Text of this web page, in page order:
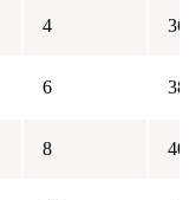
4 36
6 38
8 40